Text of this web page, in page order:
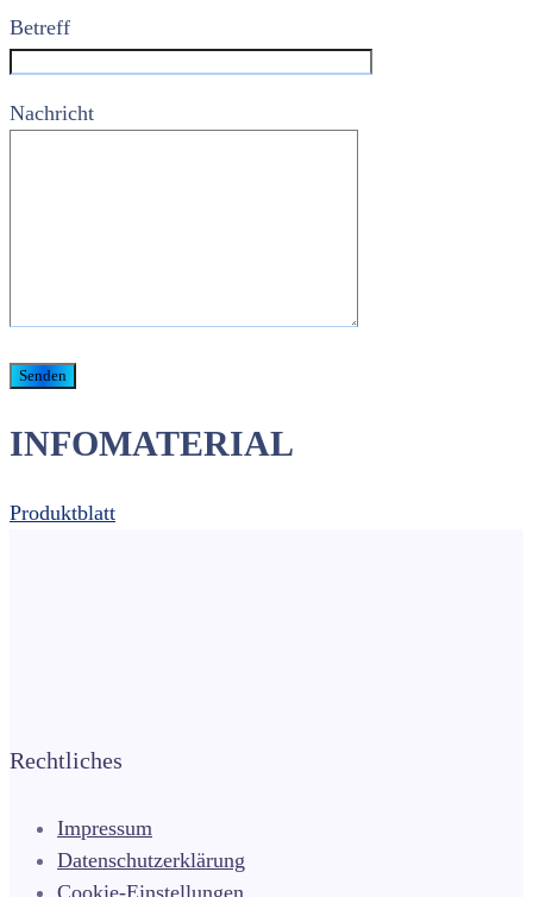
Betreff
Nachricht
INFOMATERIAL
Produktblatt
Rechtliches
Impressum
Datenschutzerklärung
Cookie-Einstellungen